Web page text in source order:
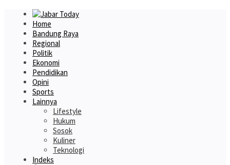
Home
Bandung Raya
Regional
Politik
Ekonomi
Pendidikan
Opini
Sports
Lainnya
Lifestyle
Hukum
Sosok
Kuliner
Teknologi
Indeks